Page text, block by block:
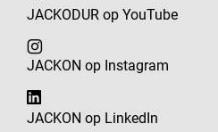
JACKODUR op YouTube
JACKON op Instagram
JACKON op LinkedIn